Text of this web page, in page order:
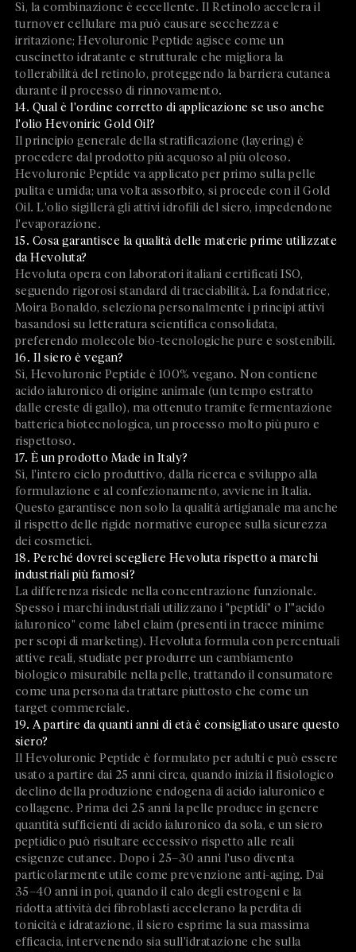
Sì, la combinazione è eccellente. Il Retinolo accelera il
turnover cellulare ma può causare secchezza e
irritazione; Hevoluronic Peptide agisce come un
cuscinetto idratante e strutturale che migliora la
tollerabilità del retinolo, proteggendo la barriera cutanea
durante il processo di rinnovamento.
14. Qual è l'ordine corretto di applicazione se uso anche
l'olio Hevoniric Gold Oil?
Il principio generale della stratificazione (layering) è
procedere dal prodotto più acquoso al più oleoso.
Hevoluronic Peptide va applicato per primo sulla pelle
pulita e umida; una volta assorbito, si procede con il Gold
Oil. L'olio sigillerà gli attivi idrofili del siero, impedendone
l'evaporazione.
15. Cosa garantisce la qualità delle materie prime utilizzate
da Hevoluta?
Hevoluta opera con laboratori italiani certificati ISO,
seguendo rigorosi standard di tracciabilità. La fondatrice,
Moira Bonaldo, seleziona personalmente i principi attivi
basandosi su letteratura scientifica consolidata,
preferendo molecole bio-tecnologiche pure e sostenibili.
16. Il siero è vegan?
Sì, Hevoluronic Peptide è 100% vegano. Non contiene
acido ialuronico di origine animale (un tempo estratto
dalle creste di gallo), ma ottenuto tramite fermentazione
batterica biotecnologica, un processo molto più puro e
rispettoso.
17. È un prodotto Made in Italy?
Sì, l'intero ciclo produttivo, dalla ricerca e sviluppo alla
formulazione e al confezionamento, avviene in Italia.
Questo garantisce non solo la qualità artigianale ma anche
il rispetto delle rigide normative europee sulla sicurezza
dei cosmetici.
18. Perché dovrei scegliere Hevoluta rispetto a marchi
industriali più famosi?
La differenza risiede nella concentrazione funzionale.
Spesso i marchi industriali utilizzano i "peptidi" o l'"acido
ialuronico" come label claim (presenti in tracce minime
per scopi di marketing). Hevoluta formula con percentuali
attive reali, studiate per produrre un cambiamento
biologico misurabile nella pelle, trattando il consumatore
come una persona da trattare piuttosto che come un
target commerciale.
19. A partire da quanti anni di età è consigliato usare questo
siero?
Il Hevoluronic Peptide è formulato per adulti e può essere
usato a partire dai 25 anni circa, quando inizia il fisiologico
declino della produzione endogena di acido ialuronico e
collagene. Prima dei 25 anni la pelle produce in genere
quantità sufficienti di acido ialuronico da sola, e un siero
peptidico può risultare eccessivo rispetto alle reali
esigenze cutanee. Dopo i 25–30 anni l'uso diventa
particolarmente utile come prevenzione anti-aging. Dai
35–40 anni in poi, quando il calo degli estrogeni e la
ridotta attività dei fibroblasti accelerano la perdita di
tonicità e idratazione, il siero esprime la sua massima
efficacia, intervenendo sia sull'idratazione che sulla